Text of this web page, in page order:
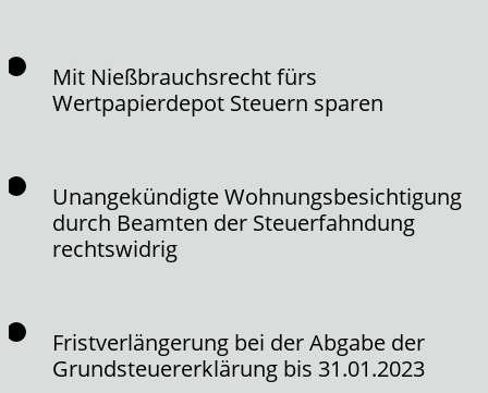
Mit Nießbrauchsrecht fürs
Wertpapierdepot Steuern sparen
Unangekündigte Wohnungsbesichtigung
durch Beamten der Steuerfahndung
rechtswidrig
Fristverlängerung bei der Abgabe der
Grundsteuererklärung bis 31.01.2023